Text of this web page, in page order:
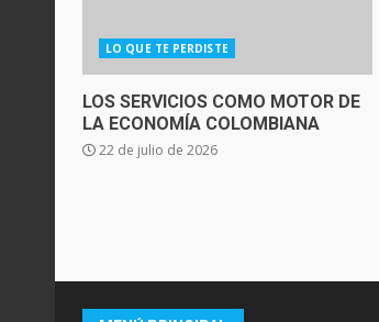
LO QUE TE PERDISTE
LOS SERVICIOS COMO MOTOR DE
LA ECONOMÍA COLOMBIANA
22 de julio de 2026